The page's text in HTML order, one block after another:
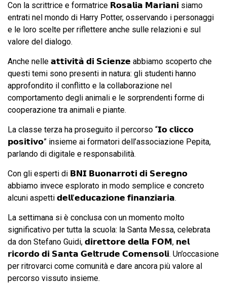
Con la scrittrice e formatrice 𝗥𝗼𝘀𝗮𝗹𝗶𝗮 𝗠𝗮𝗿𝗶𝗮𝗻𝗶 siamo
entrati nel mondo di Harry Potter, osservando i personaggi
e le loro scelte per riflettere anche sulle relazioni e sul
valore del dialogo.
Anche nelle 𝗮𝘁𝘁𝗶𝘃𝗶𝘁𝗮̀ 𝗱𝗶 𝗦𝗰𝗶𝗲𝗻𝘇𝗲 abbiamo scoperto che
questi temi sono presenti in natura: gli studenti hanno
approfondito il conflitto e la collaborazione nel
comportamento degli animali e le sorprendenti forme di
cooperazione tra animali e piante.
La classe terza ha proseguito il percorso “𝗜𝗼 𝗰𝗹𝗶𝗰𝗰𝗼
𝗽𝗼𝘀𝗶𝘁𝗶𝘃𝗼” insieme ai formatori dell’associazione Pepita,
parlando di digitale e responsabilità.
Con gli esperti di 𝗕𝗡𝗜 𝗕𝘂𝗼𝗻𝗮𝗿𝗿𝗼𝘁𝗶 𝗱𝗶 𝗦𝗲𝗿𝗲𝗴𝗻𝗼
abbiamo invece esplorato in modo semplice e concreto
alcuni aspetti 𝗱𝗲𝗹𝗹’𝗲𝗱𝘂𝗰𝗮𝘇𝗶𝗼𝗻𝗲 𝗳𝗶𝗻𝗮𝗻𝘇𝗶𝗮𝗿𝗶𝗮.
La settimana si è conclusa con un momento molto
significativo per tutta la scuola: la Santa Messa, celebrata
da don Stefano Guidi, 𝗱𝗶𝗿𝗲𝘁𝘁𝗼𝗿𝗲 𝗱𝗲𝗹𝗹𝗮 𝗙𝗢𝗠, 𝗻𝗲𝗹
𝗿𝗶𝗰𝗼𝗿𝗱𝗼 𝗱𝗶 𝗦𝗮𝗻𝘁𝗮 𝗚𝗲𝗹𝘁𝗿𝘂𝗱𝗲 𝗖𝗼𝗺𝗲𝗻𝘀𝗼𝗹𝗶. Un’occasione
per ritrovarci come comunità e dare ancora più valore al
percorso vissuto insieme.